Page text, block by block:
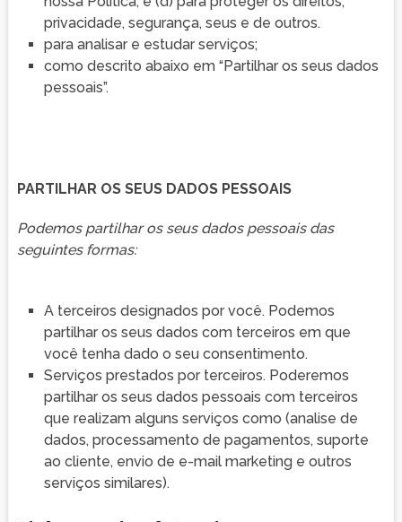
privacidade, segurança, seus e de outros.
para analisar e estudar serviços;
como descrito abaixo em “Partilhar os seus dados
pessoais”.
PARTILHAR OS SEUS DADOS PESSOAIS
Podemos partilhar os seus dados pessoais das
seguintes formas:
A terceiros designados por você. Podemos
partilhar os seus dados com terceiros em que
você tenha dado o seu consentimento.
Serviços prestados por terceiros. Poderemos
partilhar os seus dados pessoais com terceiros
que realizam alguns serviços como (analise de
dados, processamento de pagamentos, suporte
ao cliente, envio de e-mail marketing e outros
serviços similares).